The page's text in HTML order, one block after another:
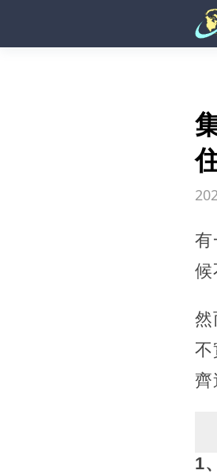
有
候
然
不
1